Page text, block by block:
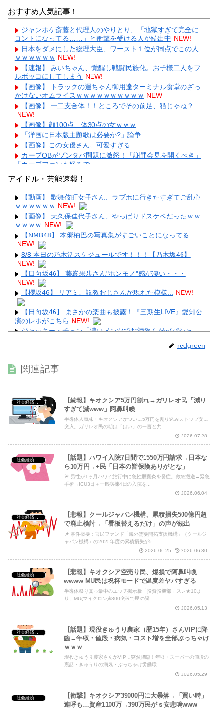
おすすめ人気記事！
ジャンポケ斎藤と代理人のやりとり、「地獄すぎて完全に
コントになってる……」と衝撃を受ける人が続出中 NEW!
日本をダメにした総理大臣、ワースト１位が同点でこの人
ｗｗｗｗｗｗ NEW!
【速報】 みいちゃん、覚醒し戦闘民族化。お子様二人をフ
ルボッコにしてしまう NEW!
【画像】 トラックの運ちゃん御用達ターミナル食堂のざっ
かけないオムライスｗｗｗｗｗｗｗｗｗｗ NEW!
【画像】 十二支合体！！ところでその前足、猫じゃね？
NEW!
【画像】顔100点、体30点の女ｗｗｗ
「洋画に日本版主題歌は必要か?」論争
【画像】この女優さん、可愛すぎる
カープOBがゾンタバ問題に激怒！「謝罪会見を開くべき」
「カープファンも怒るで」
【画像】顔100点、体30点の女ｗｗｗ
Powered by livedoor 相互RSS
アイドル・芸能速報！
【動画】 歌舞伎町女子さん、ラブホに行きたすぎてご乱心
ｗｗｗｗｗｗ NEW!
【画像】 大久保佳代子さん、やっぱりドスケベだったｗｗ
ｗｗｗｗ NEW!
【NMB48】 本郷柚巴の写真集がすごいことになってる
NEW!
8/8 本日の乃木活スケジュールです！！！【乃木坂46】
NEW!
【日向坂46】 藤嶌果歩さん"ホンモノ"感が凄い・・・
NEW!
【櫻坂46】 リアミ、説教おじさんが現れた模様... NEW!
【日向坂46】 まさかの楽曲も披露！『三期生LIVE』愛知公
演のレポがこちら NEW!
ジャッキー・チェン「濃いメンツでお酒飲んだw(パシャ」
NEW!
ガチでヤバすぎる…
Powered by livedoor 相互RSS
redgreen
関連記事
【続報】キオクシア5万円割れ→ガリレオ民「減り
すぎて滅www」阿鼻叫喚
半導体人気株・キオクシアがついに5万円を割り込みストップ安に
突入。ガリレオ民の朝は「はい」の一言と共...
2026.07.28
【話題】ハワイ入院7日間で1550万円請求→日本な
ら10万円→+民「日本の皆保険ありがとな」
🚨 男性が1ヶ月ハワイ旅行中に急性胆嚢炎を発症。救急搬送→緊急
手術→ICU3日＋一般病棟4日の入院を...
2026.06.04
【悲報】クールジャパン機構、累積損失500億円超
で廃止検討→「看板替えるだけ」の声が続出
📌 事件概要：官民ファンド「海外需要開拓支援機構」（クールジ
ャパン機構）の2025年度の累積損失が5...
2026.06.25
2026.06.30
【悲報】キオクシア空売り民、爆損で阿鼻叫喚
wwww MU民は祝杯モードで温度差ヤバすぎる
半導体祭り真っ最中のエッヂ掲示板「投資投機部」スレ★10よ
り。MU(マイクロン)$800突破で民の脳...
2026.05.13
【話題】現役きゅうり農家（歴15年）さんVIPに降
臨→年収・値段・病気・コスト増を全部ぶっちゃけ
ｗｗｗ
現役きゅうり農家さんがVIPに突然降臨！年収・スーパーの値段の
裏話・きゅうりの病気・ぶっちゃけ労働環...
2026.05.29
社会経済・政治
【衝撃】キオクシア39000円に大暴落→「買い時」
連呼も…資産1100万→390万民がｓ安悲鳴www